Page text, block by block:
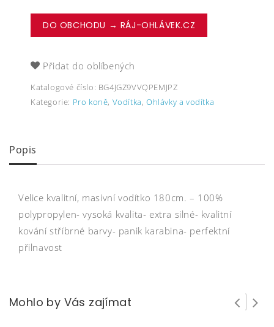
DO OBCHODU → RÁJ-OHLÁVEK.CZ
Přidat do oblíbených
Katalogové číslo: BG4JGZ9VVQPEMJPZ
Kategorie: Pro koně, Vodítka,Ohlávky a vodítka
Popis
Velice kvalitní, masivní vodítko 180cm. – 100%
polypropylen- vysoká kvalita- extra silné- kvalitní
kování stříbrné barvy- panik karabina- perfektní
přilnavost
Mohlo by Vás zajímat